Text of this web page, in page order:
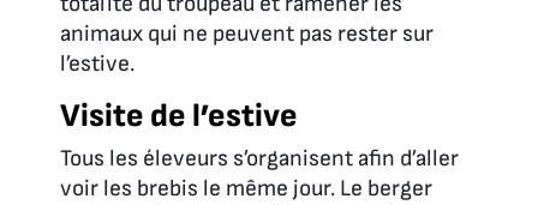
animaux qui ne peuvent pas rester sur
l’estive.
Visite de l’estive
Tous les éleveurs s’organisent afin d’aller
voir les brebis le même jour. Le berger